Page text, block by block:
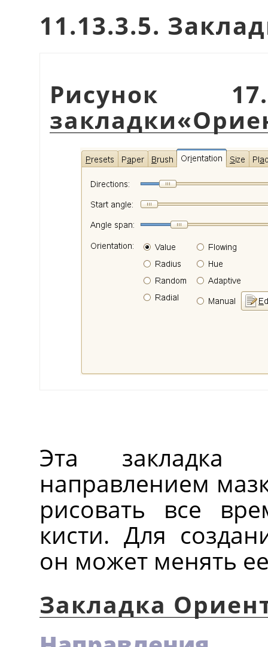
11.13.3.5.
Рисунок
закладки«
Эта закладка
направлением
рисовать все
кисти. Для
он может менять
Закладка